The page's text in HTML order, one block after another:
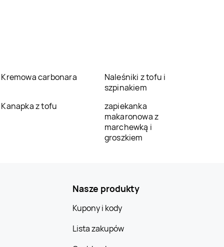
Kremowa carbonara
Naleśniki z tofu i
szpinakiem
Kanapka z tofu
zapiekanka
makaronowa z
marchewką i
groszkiem
Nasze produkty
Kupony i kody
Lista zakupów